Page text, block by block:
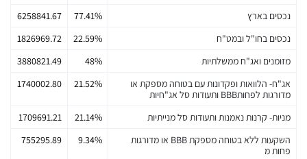
נכסים בארץ
77.41%
6258841.67
נכסים בחו"ל ובמט"ח
22.59%
1826969.72
מזומנים ואג"ח ממשלתיות
48%
3880821.49
אג"ח- הלוואות ופקדונות עם בטוחה מספקת או
מדורגות לפחותBBB ותעודות סל אג"חיות
21.52%
1740002.80
מניות- קרנות נאמנות ותעודות סל מנייתיות 21.14%
1709691.21
השקעות ללא בטוחה מספקת BBB או מדורגות
פחות מ
9.34%
755295.89